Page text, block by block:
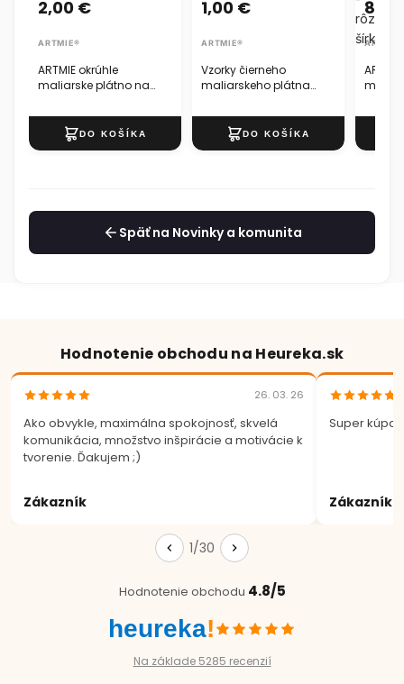
ARTMIE okrúhle
maliarske plátno na
2,00 €
ARTMIE®
Vzorky čierneho
maliarskeho plátna
1,00 €
ARTMIE®
rôzne
šírky
šírky
Späť na Novinky a komunita
Hodnotenie obchodu na Heureka.sk
26. 03. 26
Ako obvykle, maximálna spokojnosť, skvelá
komunikácia, množstvo inšpirácie a motivácie k
tvorenie. Ďakujem ;)
Zákazník
Super
Zákazník
1/30
Hodnotenie obchodu 4.8/5
heureka!
Na základe 5285 recenzií